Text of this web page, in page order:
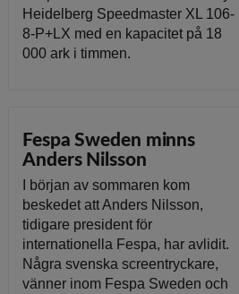
Heidelberg Speedmaster XL 106-
8-P+LX med en kapacitet på 18
000 ark i timmen.
Fespa Sweden minns
Anders Nilsson
I början av sommaren kom
beskedet att Anders Nilsson,
tidigare president för
internationella Fespa, har avlidit.
Några svenska screentryckare,
vänner inom Fespa Sweden och